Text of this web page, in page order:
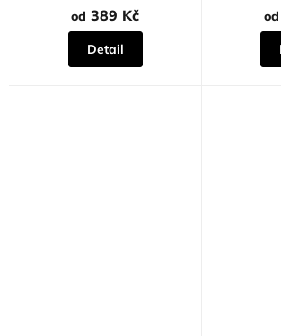
od 389 Kč
Detail
od